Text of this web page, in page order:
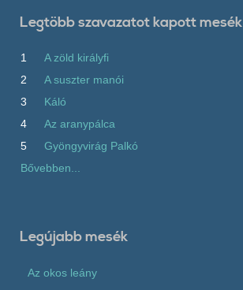
Legtöbb szavazatot kapott mesék
1
A zöld királyfi
2
A suszter manói
3
Káló
4
Az aranypálca
5
Gyöngyvirág Palkó
Bővebben...
Legújabb mesék
Az okos leány